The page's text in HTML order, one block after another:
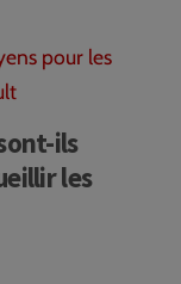
ils
les